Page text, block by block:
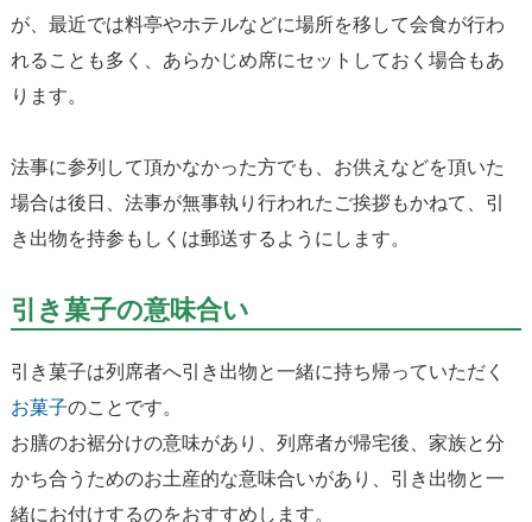
が、最近では料亭やホテルなどに場所を移して会食が行わ
れることも多く、あらかじめ席にセットしておく場合もあ
ります。
法事に参列して頂かなかった方でも、お供えなどを頂いた
場合は後日、法事が無事執り行われたご挨拶もかねて、引
き出物を持参もしくは郵送するようにします。
引き菓子の意味合い
引き菓子は列席者へ引き出物と一緒に持ち帰っていただく
お菓子のことです。
お膳のお裾分けの意味があり、列席者が帰宅後、家族と分
かち合うためのお土産的な意味合いがあり、引き出物と一
緒にお付けするのをおすすめします。